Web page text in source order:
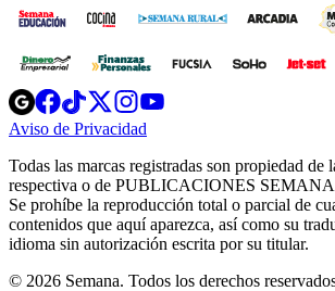
Opens
in
new
Opens
in
new
Opens
in
new
window
Opens
new
windowwindow
Aviso de Privacidad
new
window
Todas las marcas registradas son propiedad de
respectiva o de PUBLICACIONES
Se prohíbe la reproducción total o parcial de
contenidos que aquí aparezca, así como su
idioma sin autorización escrita por su titular.
© 2026 Semana. Todos los derechos